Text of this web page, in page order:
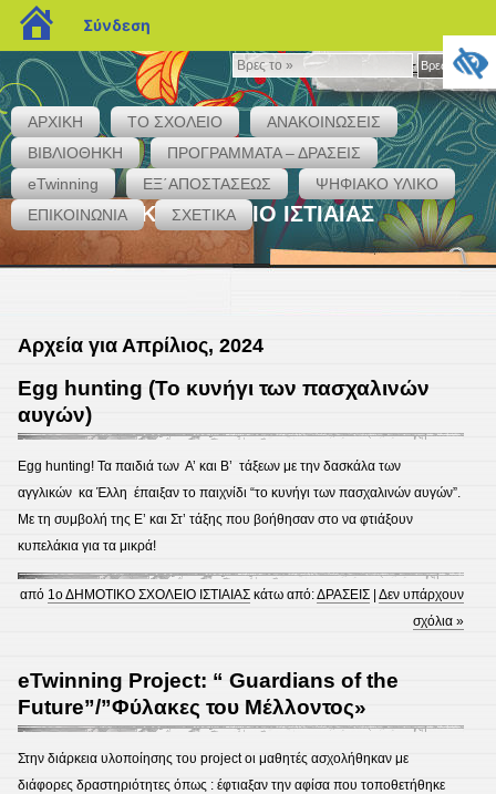
Βρες
το
»
Βρες το »
ΑΡΧΙΚΗ ΤΟ ΣΧΟΛΕΙΟ
ΑΝΑΚΟΙΝΩΣΕΙΣ
ΒΙΒΛΙΟΘΗΚΗ
ΠΡΟΓΡΑΜΜΑΤΑ – ΔΡΑΣΕΙΣ
eTwinning
ΕΞ΄ΑΠΟΣΤΑΣΕΩΣ
ΨΗΦΙΑΚΟ ΥΛΙΚΟ
ΕΠΙΚΟΙΝΩΝΙΑ
ΣΧΕΤΙΚΑ
1ο ΔΗΜΟΤΙΚΟ ΣΧΟΛΕΙΟ ΙΣΤΙΑΙΑΣ
Αρχεία για Απρίλιος, 2024
Egg hunting (Το κυνήγι των πασχαλινών
αυγών)
Egg hunting! Τα παιδιά των Α’ και Β’ τάξεων με την δασκάλα των
αγγλικών κα Έλλη έπαιξαν το παιχνίδι “το κυνήγι των πασχαλινών αυγών”.
Με τη συμβολή της Ε’ και Στ’ τάξης που βοήθησαν στο να φτιάξουν
κυπελάκια για τα μικρά!
από 1ο ΔΗΜΟΤΙΚΟ ΣΧΟΛΕΙΟ ΙΣΤΙΑΙΑΣ κάτω από:ΔΡΑΣΕΙΣ |Δεν υπάρχουν
σχόλια »
eTwinning Project: “ Guardians of the
Future”/”Φύλακες του Μέλλοντος»
Στην διάρκεια υλοποίησης του project οι μαθητές ασχολήθηκαν με
διάφορες δραστηριότητες όπως : έφτιαξαν την αφίσα που τοποθετήθηκε
blogs.sch.gr
Σύνδεση